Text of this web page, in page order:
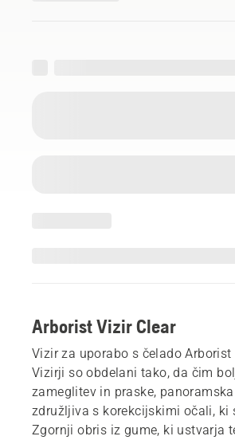
Arborist Vizir Clear
Vizir za uporabo s čelado Arborist
Vizirji so obdelani tako, da čim
zameglitev in praske,
združljiva s korekcijskimi očali, ki
Zgornji obris iz gume, ki ustvarja